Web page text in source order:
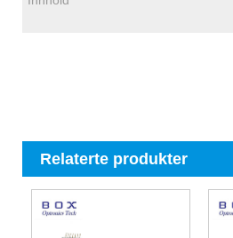
Relaterte produkter